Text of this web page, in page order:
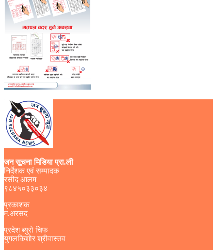
जन सूचना मिडिया प्रा.ली
निर्देशक एवं सम्पादक
रसीद आलम
९८४५०३३०३४
प्रकाशक
म.अरसद
प्रदेश ब्युरो चिफ
युगलकिशोर श्रीवास्तव